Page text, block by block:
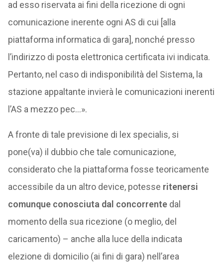
ad esso riservata ai fini della ricezione di ogni
comunicazione inerente ogni AS di cui [alla
piattaforma informatica di gara], nonché presso
l’indirizzo di posta elettronica certificata ivi indicata.
Pertanto, nel caso di indisponibilità del Sistema, la
stazione appaltante invierà le comunicazioni inerenti
l’AS a mezzo pec…».
A fronte di tale previsione di lex specialis, si
pone(va) il dubbio che tale comunicazione,
considerato che la piattaforma fosse teoricamente
accessibile da un altro device, potesse ritenersi
comunque conosciuta dal concorrentedal
momento della sua ricezione (o meglio, del
caricamento) – anche alla luce della indicata
elezione di domicilio (ai fini di gara) nell’area